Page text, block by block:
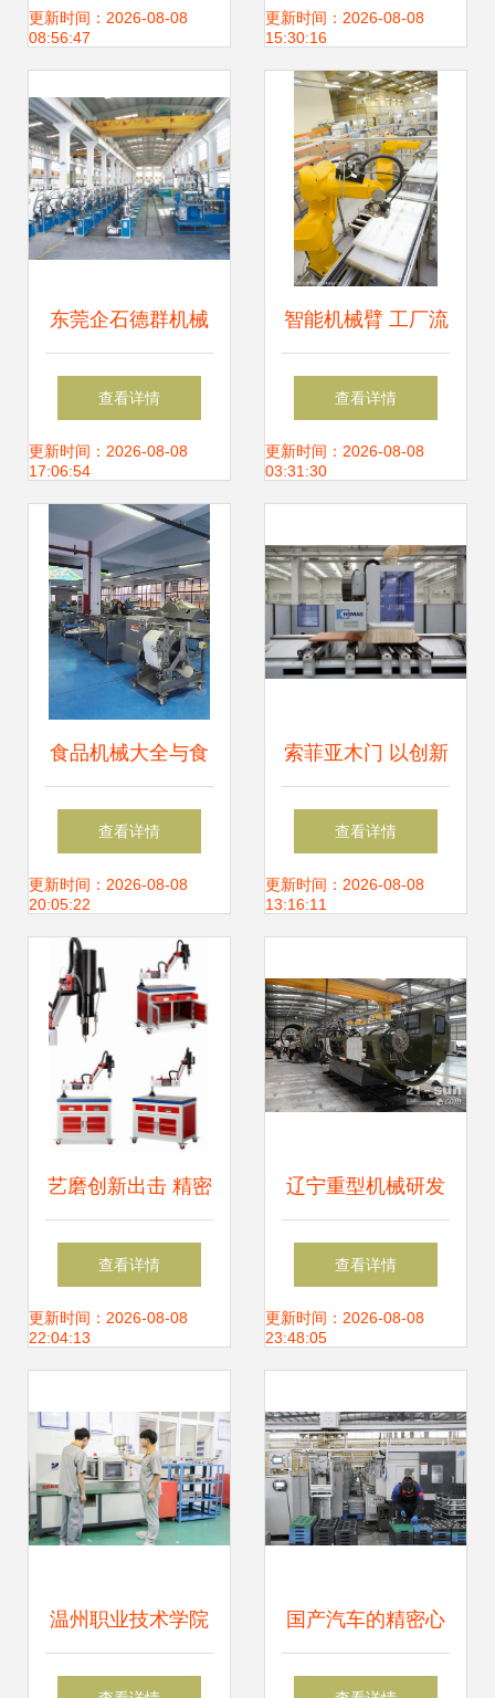
备研发的挑战与机
更新时间：2026-08-08
08:56:47
造业升级
更新时间：2026-08-08
15:30:16
东莞企石德群机械
厂 以技术创新引领
机械设备研发新潮
流
查看详情
更新时间：2026-08-08
17:06:54
智能机械臂 工厂流
水线的革新引擎与
研发挑战
查看详情
更新时间：2026-08-08
03:31:30
食品机械大全与食
品加工设备全案服
务 助力食品工厂科
学筹建与高效运营
查看详情
更新时间：2026-08-08
20:05:22
索菲亚木门 以创新
智造引领木门行
业，总部基地铸就
查看详情
更新时间：2026-08-08
13:16:11
艺磨创新出击 精密
攻丝机与自动加油
吹气一体攻丝机震
机床销售新浪潮
查看详情
更新时间：2026-08-08
22:04:13
辽宁重型机械研发
国内首台全断面小
型硬岩快速掘进
装备新突破
查看详情
更新时间：2026-08-08
23:48:05
温州职业技术学院
机械工程系2020年
国产汽车的精密心
脏 雅安齿轮的